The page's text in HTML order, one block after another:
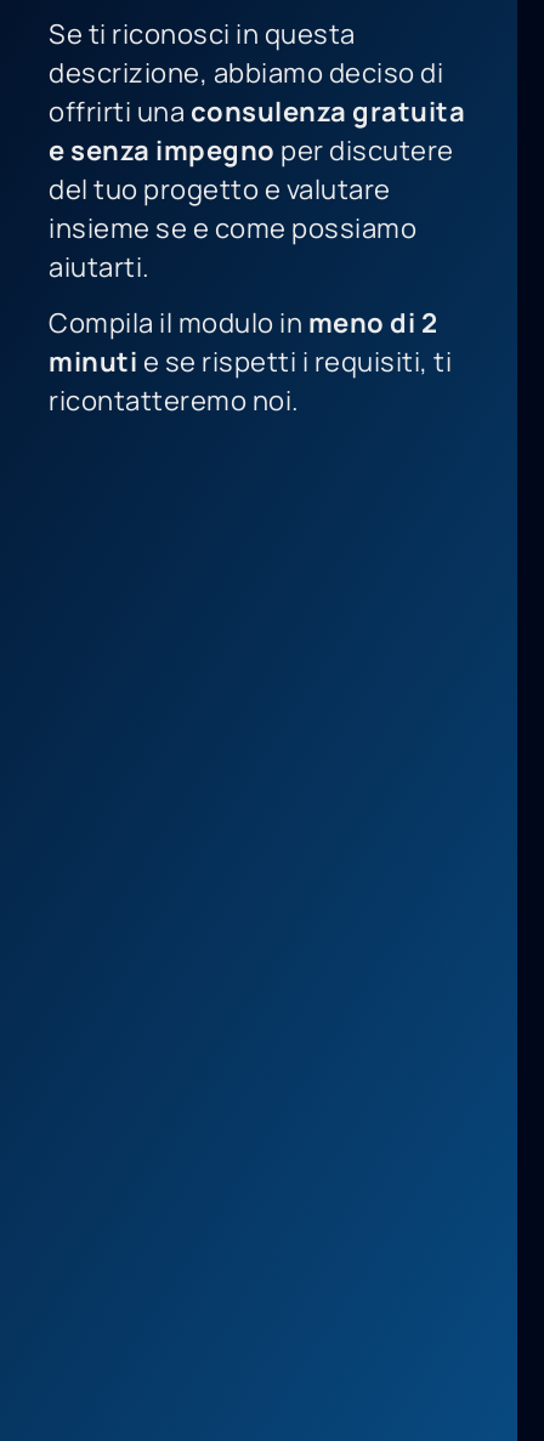
Se ti riconosci in questa
descrizione, abbiamo deciso di
offrirti una consulenza gratuita
e senza impegno per discutere
del tuo progetto e valutare
insieme se e come possiamo
aiutarti.
Compila il modulo in meno di 2
minuti e se rispetti i requisiti, ti
ricontatteremo noi.